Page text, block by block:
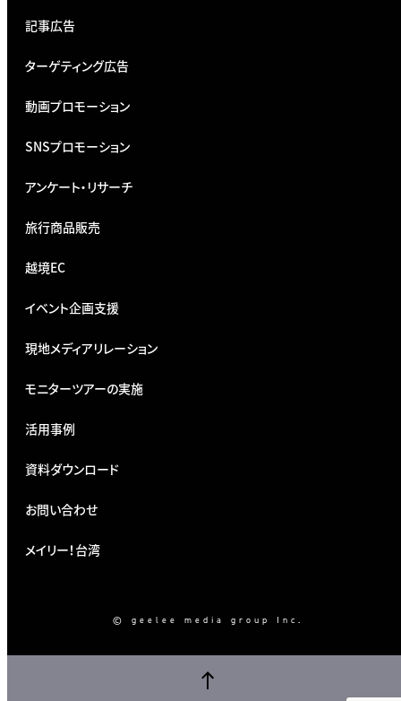
記事広告
ターゲティング広告
動画プロモーション
SNSプロモーション
アンケート・リサーチ
旅行商品販売
越境EC
イベント企画支援
現地メディアリレーション
モニターツアーの実施
活用事例
資料ダウンロード
お問い合わせ
メイリー！台湾
© geelee media group Inc.